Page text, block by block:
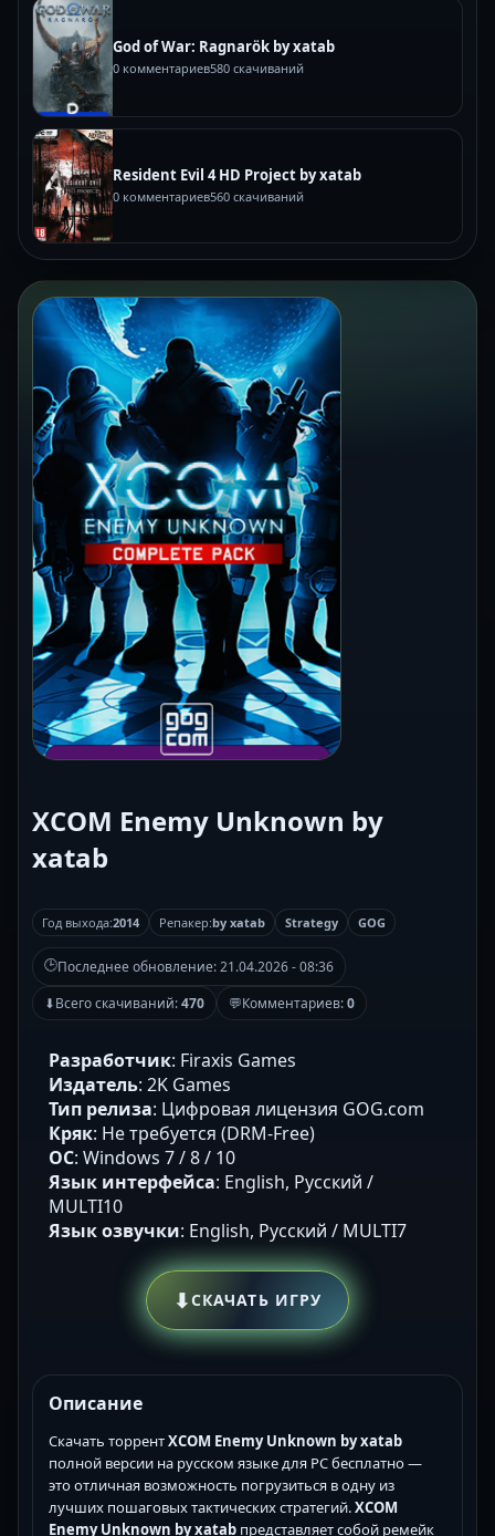
God of War: Ragnarök by xatab
0 комментариев580 скачиваний
Resident Evil 4 HD Project by xatab
0 комментариев560 скачиваний
XCOM Enemy Unknown by
xatab
Год выхода:2014 Репакер:by xatab Strategy GOG
🕒Последнее обновление:21.04.2026 - 08:36
⬇Всего скачиваний:470 💬Комментариев:0
Разработчик: Firaxis Games
Издатель: 2K Games
Тип релиза: Цифровая лицензия GOG.com
Кряк: Не требуется (DRM-Free)
ОС: Windows 7 / 8 / 10
Язык интерфейса: English, Русский /
MULTI10
Язык озвучки: English, Русский / MULTI7
⬇СКАЧАТЬ ИГРУ
Описание
Скачать торрентXCOM Enemy Unknown by xatab
полной версии на русском языке для PC бесплатно —
это отличная возможность погрузиться в одну из
лучших пошаговых тактических стратегий.XCOM
Enemy Unknown by xatab представляет собой ремейк